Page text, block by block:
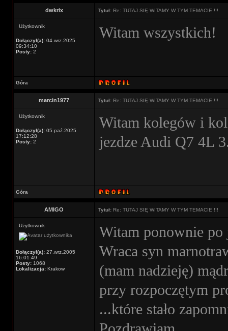
dwkrix Tytuł: Re: TUTAJ SIĘ WITAMY W TYM TEMACIE !!!
Użytkownik
Dołączył(a): 04.wrz.2025
09:34:10
Posty: 2
Witam wszystkich!
Góra
marcin1977 Tytuł: Re: TUTAJ SIĘ WITAMY W TYM TEMACIE !!!
Użytkownik
Dołączył(a): 05.paź.2025
17:12:28
Posty: 2
Witam kolegów i
jezdze Audi Q7 4L
Góra
AMIGO Tytuł: Re: TUTAJ SIĘ WITAMY W TYM TEMACIE !!!
Użytkownik
Dołączył(a): 27.wrz.2005
16:01:49
Posty: 1068
Lokalizacja: Krakow
Witam ponownie
Wraca syn
(mam nadzieję)
przy rozpoczętym
...które stało